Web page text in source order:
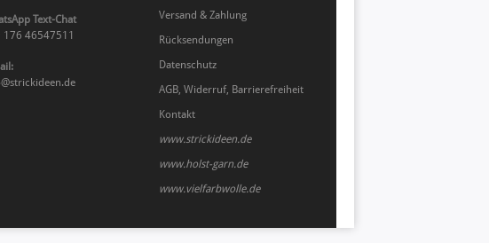
Text-Chat
176 46547511
Versand & Zahlung
Rücksendungen
Datenschutz
AGB, Widerruf, Barrierefreiheit
Kontakt
www.strickideen.de
www.holst-garn.de
www.vielfarbwolle.de